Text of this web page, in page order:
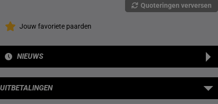
Quoteringen verversen
Jouw favoriete paarden
NIEUWS
UITBETALINGEN